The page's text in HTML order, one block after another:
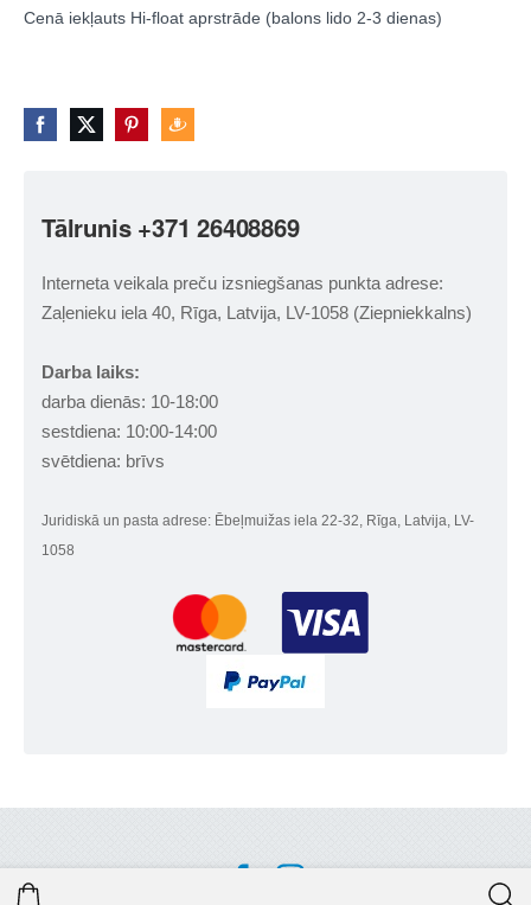
Tālrunis +371 26408869
Interneta veikala preču izsniegšanas punkta adrese:
Zaļenieku iela 40, Rīga, Latvija, LV-1058 (Ziepniekkalns)
Darba laiks:
darba dienās: 10-18:00
sestdiena: 10:00-14:00
svētdiena: brīvs
Juridiskā un pasta adrese: Ēbeļmuižas iela 22-32, Rīga, Latvija, LV-
1058
Cenā iekļauts Hi-float aprstrāde (balons lido 2-3 dienas)